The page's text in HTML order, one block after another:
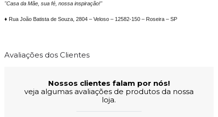
"Casa da Mãe, sua fé, nossa inspiração!"
♦ Rua João Batista de Souza, 2804 – Veloso – 12582-150 – Roseira – SP
Avaliações dos Clientes
Nossos clientes falam por nós!
veja algumas avaliações de produtos da nossa
loja.